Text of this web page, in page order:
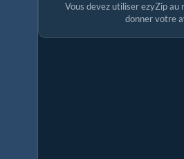
Vous devez utiliser ezyZip au
donner votre